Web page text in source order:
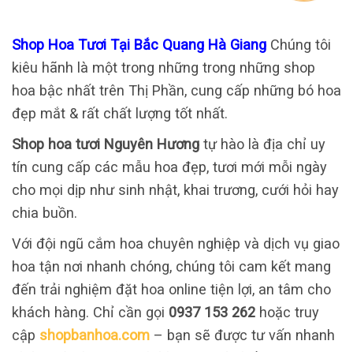
Shop Hoa Tươi Tại Bắc Quang Hà Giang Chúng tôi
kiêu hãnh là một trong những trong những shop
hoa bậc nhất trên Thị Phần, cung cấp những bó hoa
đẹp mắt & rất chất lượng tốt nhất.
Shop hoa tươi Nguyên Hương tự hào là địa chỉ uy
tín cung cấp các mẫu hoa đẹp, tươi mới mỗi ngày
cho mọi dịp như sinh nhật, khai trương, cưới hỏi hay
chia buồn.
Với đội ngũ cắm hoa chuyên nghiệp và dịch vụ giao
hoa tận nơi nhanh chóng, chúng tôi cam kết mang
đến trải nghiệm đặt hoa online tiện lợi, an tâm cho
khách hàng. Chỉ cần gọi 0937 153 262 hoặc truy
cập shopbanhoa.com – bạn sẽ được tư vấn nhanh